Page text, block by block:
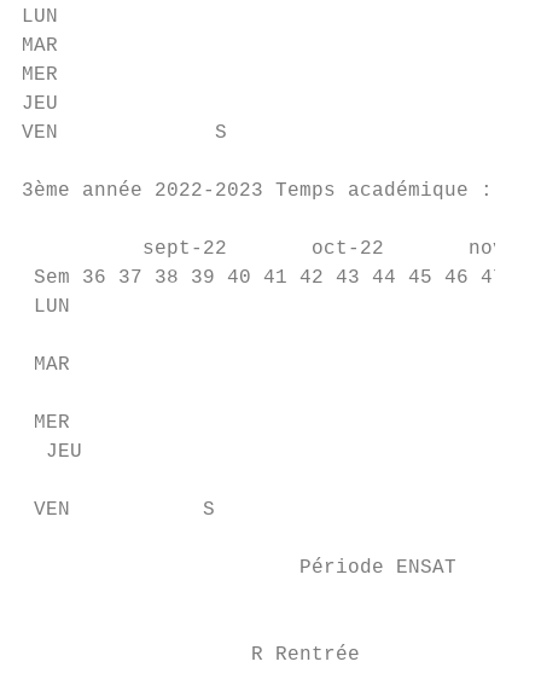
LUN
MAR
MER
JEU
VEN             S
3ème année 2022-2023 Temps académique :
sept-22       oct-22       nov-
Sem 36 37 38 39 40 41 42 43 44 45 46 47
LUN
MAR
MER
  JEU
VEN           S
Période ENSAT
R Rentrée